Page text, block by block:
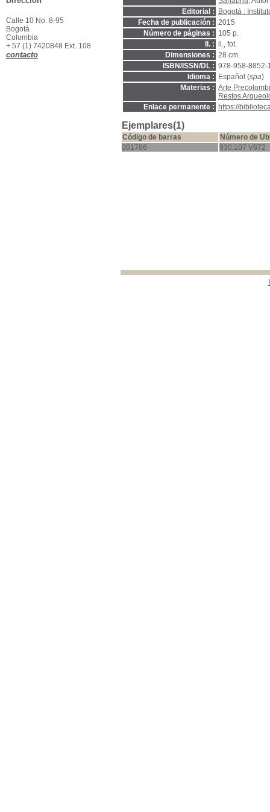
Editorial :
Bogotá :
Fecha de publicación : 2015
Número de páginas : 105 p.
Il. : il., fot.
Dimensiones : 28 cm.
ISBN/ISSN/DL : 978-958-8852-
Idioma :
Español (spa)
Materias : Arte
Restos
Enlace permanente :
https://
Ejemplares(1)
Código de barras
Número de
001786
930.107 V872
Calle 10 No. 8-95
Bogotá
Colombia
+ 57 (1) 7420848 Ext. 108
contacto